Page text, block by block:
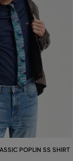
POPLIN SS SHIRT